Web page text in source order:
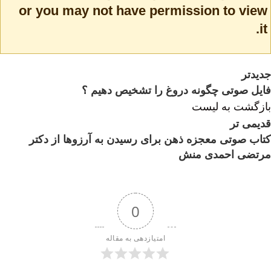
or you may not have permission to view
it.
جدیدتر
فایل صوتی چگونه دروغ را تشخیص دهیم ؟
بازگشت به لیست
قدیمی تر
کتاب صوتی معجزه ذهن برای رسیدن به آرزوها از دکتر
مرتضی احمدی منش
0
امتیازدهی به مقاله